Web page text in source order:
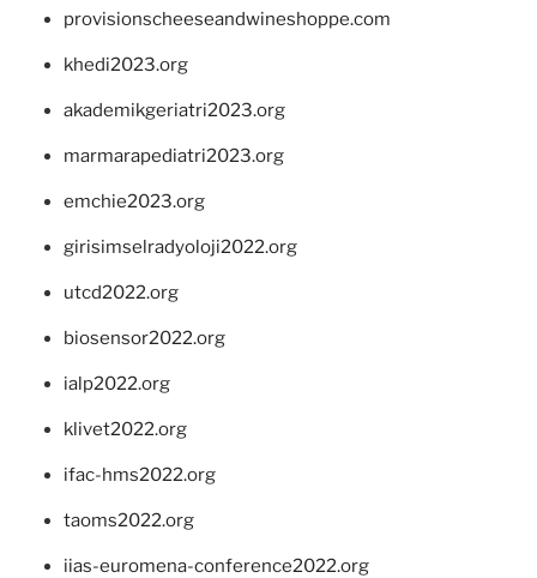
provisionscheeseandwineshoppe.com
khedi2023.org
akademikgeriatri2023.org
marmarapediatri2023.org
emchie2023.org
girisimselradyoloji2022.org
utcd2022.org
biosensor2022.org
ialp2022.org
klivet2022.org
ifac-hms2022.org
taoms2022.org
iias-euromena-conference2022.org